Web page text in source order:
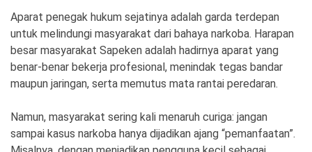
All
Right
Reserve
Aparat penegak hukum sejatinya adalah garda terdepan
untuk melindungi masyarakat dari bahaya narkoba. Harapan
besar masyarakat Sapeken adalah hadirnya aparat yang
benar-benar bekerja profesional, menindak tegas bandar
maupun jaringan, serta memutus mata rantai peredaran.
Namun, masyarakat sering kali menaruh curiga: jangan
sampai kasus narkoba hanya dijadikan ajang “pemanfaatan”.